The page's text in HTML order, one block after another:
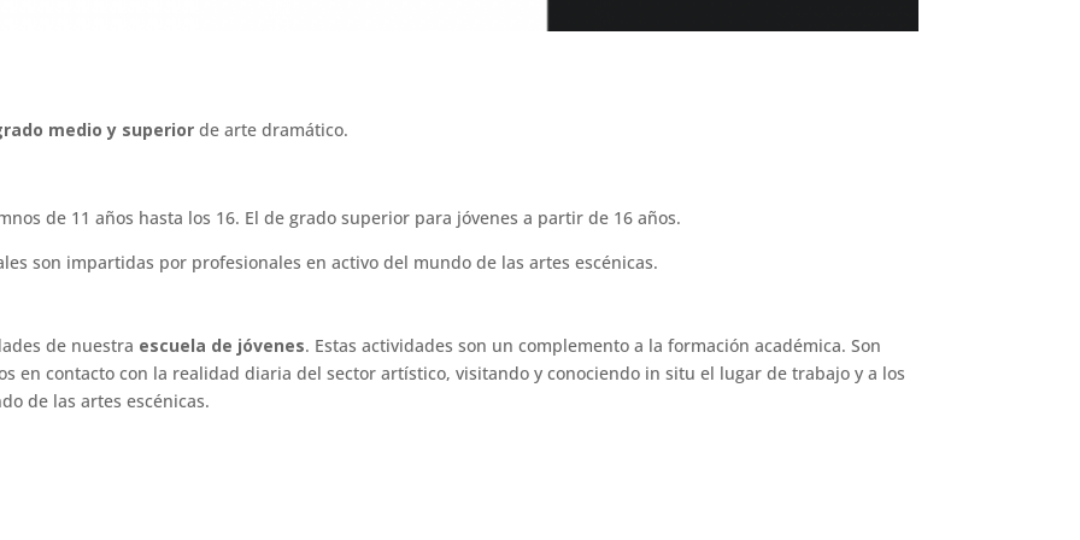
medio y superior de arte dramático.
de 11 años hasta los 16. El de grado superior para jóvenes a partir de 16 años.
son impartidas por profesionales en activo del mundo de las artes escénicas.
de nuestra escuela de jóvenes. Estas actividades son un complemento a la formación académica. Son
en contacto con la realidad diaria del sector artístico, visitando y conociendo in situ el lugar de trabajo y a los
de las artes escénicas.